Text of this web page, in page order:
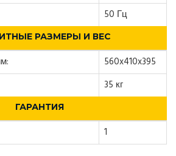
50 Гц
РАЗМЕРЫ И ВЕС
560x410x395
35 кг
ГАРАНТИЯ
1